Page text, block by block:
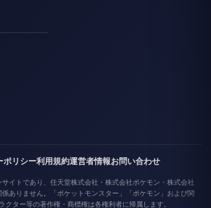
ポリシー利用規約運営者情報お問い合わせ
イトであり、任天堂株式会社・株式会社ポケモン・株式会社
ありません。「ポケットモンスター」「ポケモン」および関
クター等の著作権・商標権は各権利者に帰属します。